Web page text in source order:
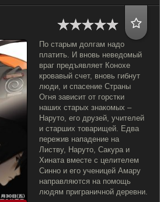
По старым долгам надо
платить. И вновь неведомый
враг предъявляет Конохе
кровавый счет, вновь гибнут
люди, и спасение Страны
Огня зависит от горстки
наших старых знакомых –
Наруто, его друзей, учителей
и старших товарищей. Едва
пережив нападение на
Листву, Наруто, Сакура и
Хината вместе с целителем
Синно и его ученицей Амару
направляются на помощь
людям приграничной деревни.